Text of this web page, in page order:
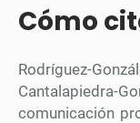
Cómo
Rodríguez-
Cantalapiedra-
comunicación